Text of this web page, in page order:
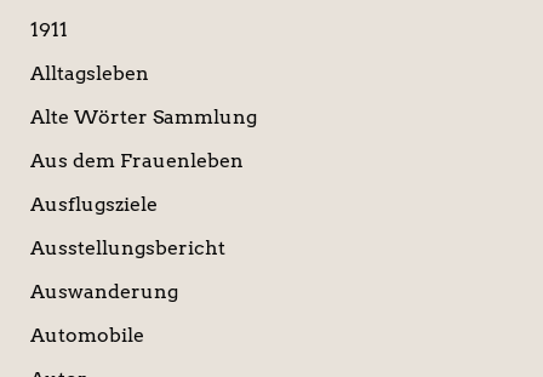
h
1911
Alltagsleben
Alte Wörter Sammlung
Aus dem Frauenleben
Ausflugsziele
Ausstellungsbericht
Auswanderung
Automobile